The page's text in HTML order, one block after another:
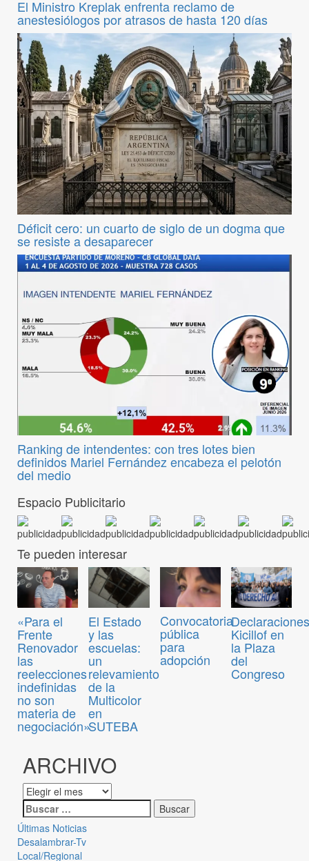
El Ministro Kreplak enfrenta reclamo de
anestesiólogos por atrasos de hasta 120 días
Déficit cero: un cuarto de siglo de un dogma que
se resiste a desaparecer
Ranking de intendentes: con tres lotes bien
definidos Mariel Fernández encabeza el pelotón
del medio
Espacio Publicitario
Te pueden interesar
«Para el
Frente
Renovador
las
reelecciones
indefinidas
no son
materia de
negociación»
El Estado
y las
escuelas:
un
relevamiento
de la
Multicolor
en
SUTEBA
Convocatoria
pública
para
adopción
Kicillof en
la Plaza
del
Congreso
ARCHIVO
Últimas Noticias
Desalambrar-Tv
Local/Regional